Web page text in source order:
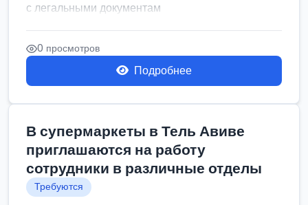
с легальными документам
0 просмотров
Подробнее
В супермаркеты в Тель Авиве
приглашаются на работу
сотрудники в различные отделы
Требуются